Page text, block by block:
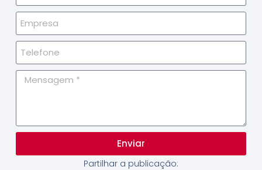
Enviar
Partilhar a publicação: